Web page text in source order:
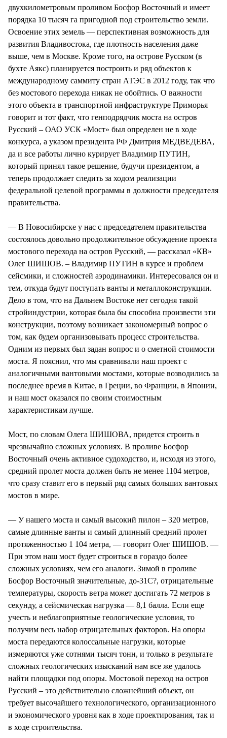
двухкилометровым проливом Босфор Восточный и имеет
порядка 10 тысяч га пригодной под строительство земли.
Освоение этих земель — перспективная возможность для
развития Владивостока, где плотность населения даже
выше, чем в Москве. Кроме того, на острове Русском (в
бухте Аякс) планируется построить и ряд объектов к
международному саммиту стран АТЭС в 2012 году, так что
без мостового перехода никак не обойтись. О важности
этого объекта в транспортной инфраструктуре Приморья
говорит и тот факт, что генподрядчик моста на остров
Русский – ОАО УСК «Мост» был определен не в ходе
конкурса, а указом президента РФ Дмитрия МЕДВЕДЕВА,
да и все работы лично курирует Владимир ПУТИН,
который принял такое решение, будучи президентом, а
теперь продолжает следить за ходом реализации
федеральной целевой программы в должности председателя
правительства.
— В Новосибирске у нас с председателем правительства
состоялось довольно продолжительное обсуждение проекта
мостового перехода на остров Русский, — рассказал «КВ»
Олег ШИШОВ. – Владимир ПУТИН в курсе и проблем
сейсмики, и сложностей аэродинамики. Интересовался он и
тем, откуда будут поступать ванты и металлоконструкции.
Дело в том, что на Дальнем Востоке нет сегодня такой
стройиндустрии, которая была бы способна произвести эти
конструкции, поэтому возникает закономерный вопрос о
том, как будем организовывать процесс строительства.
Одним из первых был задан вопрос и о сметной стоимости
моста. Я пояснил, что мы сравнивали наш проект с
аналогичными вантовыми мостами, которые возводились за
последнее время в Китае, в Греции, во Франции, в Японии,
и наш мост оказался по своим стоимостным
характеристикам лучше.
Мост, по словам Олега ШИШОВА, придется строить в
чрезвычайно сложных условиях. В проливе Босфор
Восточный очень активное судоходство, и, исходя из этого,
средний пролет моста должен быть не менее 1104 метров,
что сразу ставит его в первый ряд самых больших вантовых
мостов в мире.
— У нашего моста и самый высокий пилон – 320 метров,
самые длинные ванты и самый длинный средний пролет
протяженностью 1 104 метра, — говорит Олег ШИШОВ. —
При этом наш мост будет строиться в гораздо более
сложных условиях, чем его аналоги. Зимой в проливе
Босфор Восточный значительные, до-31С?, отрицательные
температуры, скорость ветра может достигать 72 метров в
секунду, а сейсмическая нагрузка — 8,1 балла. Если еще
учесть и неблагоприятные геологические условия, то
получим весь набор отрицательных факторов. На опоры
моста передаются колоссальные нагрузки, которые
измеряются уже сотнями тысяч тонн, и только в результате
сложных геологических изысканий нам все же удалось
найти площадки под опоры. Мостовой переход на остров
Русский – это действительно сложнейший объект, он
требует высочайшего технологического, организационного
и экономического уровня как в ходе проектирования, так и
в ходе строительства.